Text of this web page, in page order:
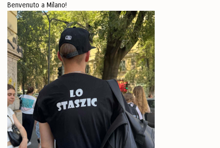
Benvenuto a Milano!